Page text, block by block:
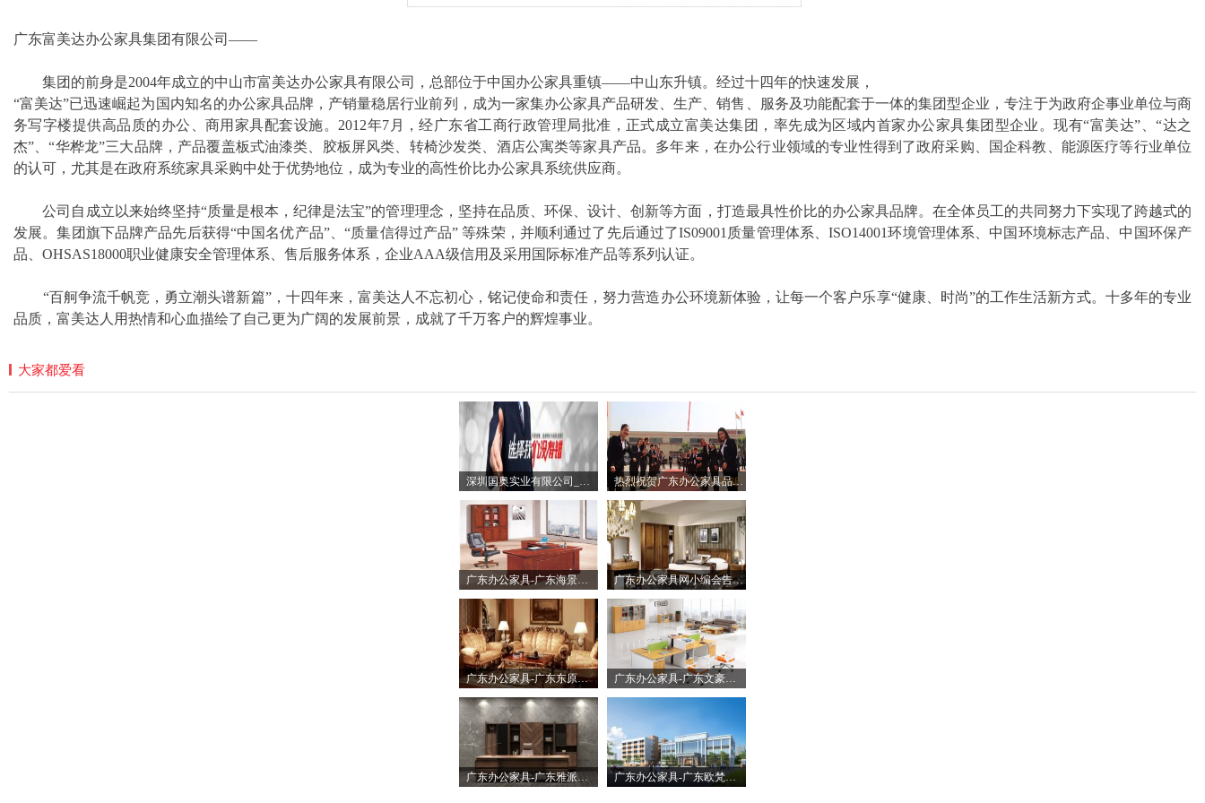
广东富美达办公家具集团有限公司——
集团的前身是2004年成立的中山市富美达办公家具有限公司，总部位于中国办公家具重镇——中山东升镇。经过十四年的快速发展，
“富美达”已迅速崛起为国内知名的办公家具品牌，产销量稳居行业前列，成为一家集办公家具产品研发、生产、销售、服务及功能配套于一体的集团型企业，专注于为政府企事业单位与商
务写字楼提供高品质的办公、商用家具配套设施。2012年7月，经广东省工商行政管理局批准，正式成立富美达集团，率先成为区域内首家办公家具集团型企业。现有“富美达”、“达之
杰”、“华桦龙”三大品牌，产品覆盖板式油漆类、胶板屏风类、转椅沙发类、酒店公寓类等家具产品。多年来，在办公行业领域的专业性得到了政府采购、国企科教、能源医疗等行业单位
的认可，尤其是在政府系统家具采购中处于优势地位，成为专业的高性价比办公家具系统供应商。
公司自成立以来始终坚持“质量是根本，纪律是法宝”的管理理念，坚持在品质、环保、设计、创新等方面，打造最具性价比的办公家具品牌。在全体员工的共同努力下实现了跨越式的
发展。集团旗下品牌产品先后获得“中国名优产品”、“质量信得过产品” 等殊荣，并顺利通过了先后通过了IS09001质量管理体系、ISO14001环境管理体系、中国环境标志产品、中国环保产
品、OHSAS18000职业健康安全管理体系、售后服务体系，企业AAA级信用及采用国际标准产品等系列认证。
“百舸争流千帆竞，勇立潮头谱新篇”，十四年来，富美达人不忘初心，铭记使命和责任，努力营造办公环境新体验，让每一个客户乐享“健康、时尚”的工作生活新方式。十多年的专业
品质，富美达人用热情和心血描绘了自己更为广阔的发展前景，成就了千万客户的辉煌事业。
大家都爱看
深圳国奥实业有限公司_深圳办公家具_广东办公家具 热烈祝贺广东办公家具品牌迪欧“聚力.超越.升华”招商大会成功落
广东办公家具-广东海景办公家具有限公司 广东办公家具网小编会告诉您木制家具保养的方法和细节
广东办公家具-广东东原家具制造有限公司 广东办公家具-广东文豪办公家具有限公司
广东办公家具-广东雅派家居实业有限公司 广东办公家具-广东欧梵家具有限公司